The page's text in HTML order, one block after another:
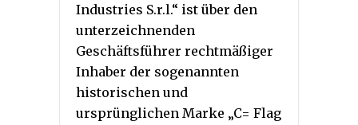
Industries S.r.l.“ ist über den
unterzeichnenden
Geschäftsführer rechtmäßiger
Inhaber der sogenannten
historischen und
ursprünglichen Marke „C= Flag